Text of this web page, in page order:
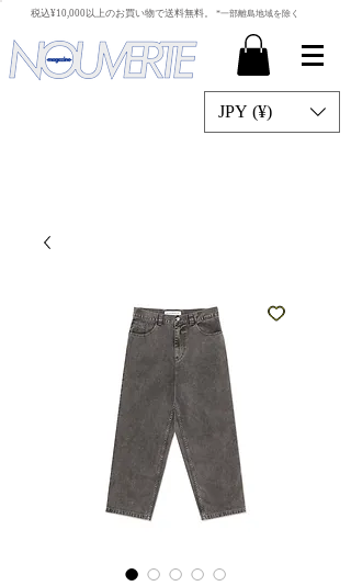
​税込¥10,000以上のお買い物で送料無料。 *一部離島地域を除く
JPY (¥)